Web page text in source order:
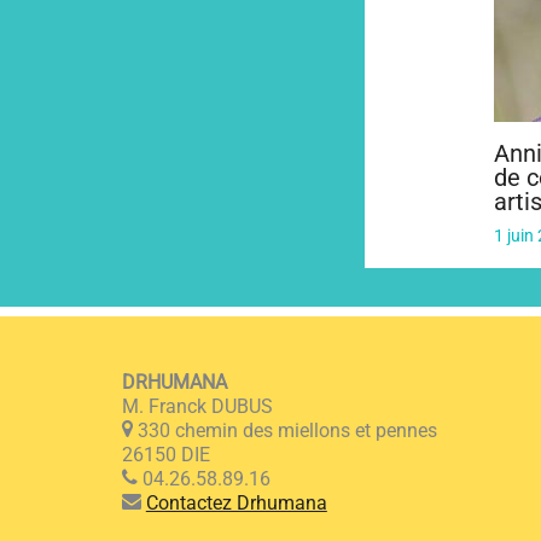
de
1 juin
DRHUMANA
M. Franck DUBUS
330 chemin des miellons et pennes
26150 DIE
04.26.58.89.16
Contactez Drhumana